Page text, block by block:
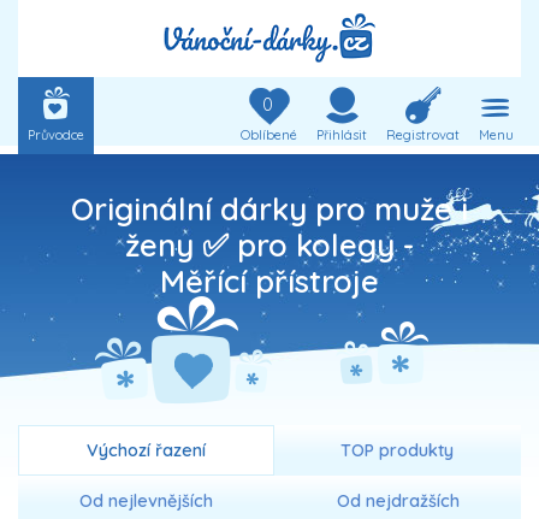
Průvodce
0
Oblíbené Přihlásit Registrovat Menu
Originální dárky pro muže i
ženy ✅ pro kolegy -
Měřící přístroje
Výchozí řazení TOP produkty
Od nejlevnějších Od nejdražších